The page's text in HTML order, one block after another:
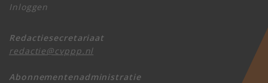
Inloggen
Redactiesecretariaat
redactie@cvppp.nl
Abonnementenadministratie